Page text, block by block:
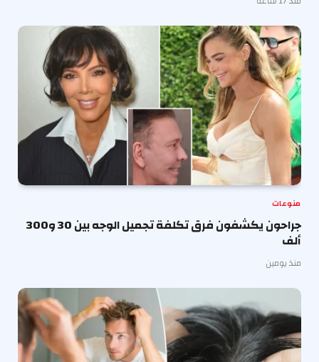
منوعات
جراحون يكشفون فرق تكلفة تجميل الوجه بين 30 و300
ألف
منذ يومين